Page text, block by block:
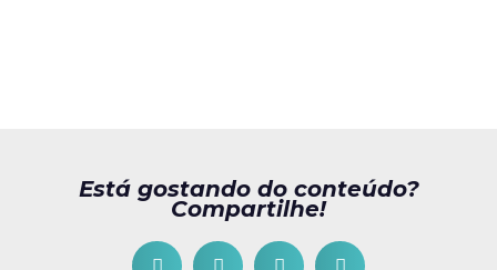
Está gostando do conteúdo?
Compartilhe!